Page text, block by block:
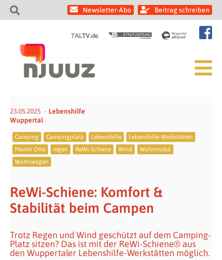
Newsletter-Abo Beitrag schreiben
23.05.2025
Lebenshilfe
Wuppertal
Camping Campingplatz Lebenshilfe
Lebenshilfe-Werkstätten
Martin Otto
regen ReWi-Schiene Wind
Wohnmobil
Wohnwagen
ReWi-Schiene: Komfort &
Stabilität beim Campen
Trotz Regen und Wind geschützt auf dem Camping-
Platz sitzen? Das ist mit der ReWi-Schiene® aus
den Wuppertaler Lebenshilfe-Werkstätten möglich.